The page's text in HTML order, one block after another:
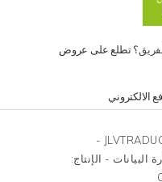
تطلع على عروض
الالكتروني
JLVTRADUCTIONS © 2017- 2022 -
البيانات - الإنتاج: